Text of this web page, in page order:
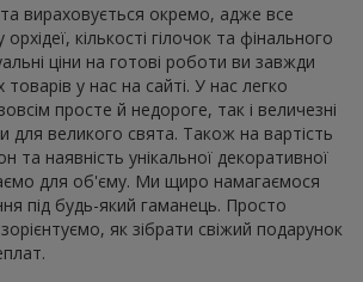
вираховується окремо, адже все
кількості гілочок та фінального
ціни на готові роботи ви завжди
у нас на сайті. У нас легко
просте й недороге, так і величезні
для великого свята. Також на вартість
та наявність унікальної декоративної
для об'єму. Ми щиро намагаємося
під будь-який гаманець. Просто
як зібрати свіжий подарунок